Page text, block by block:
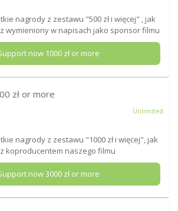
nagrody z zestawu "500 zł i więcej" , jak
wymieniony w napisach jako sponsor filmu
now 1000 zł or more
zł or more
Unlimited
nagrody z zestawu "1000 zł i więcej", jak
koproducentem naszego filmu
now3000 zł or more